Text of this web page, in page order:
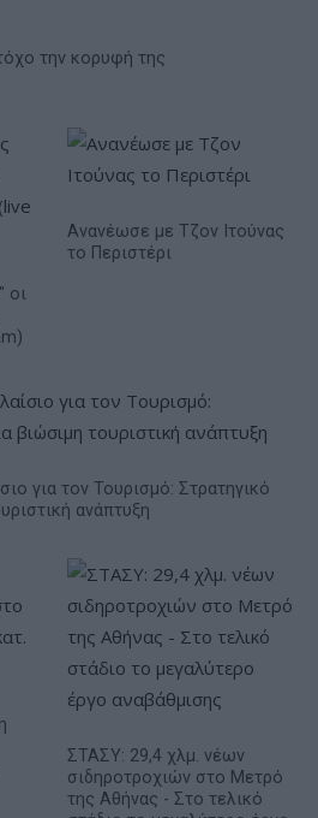
την κορυφή της
οι
Ανανέωσε με Τζον Ιτούνας
το Περιστέρι
για τον Τουρισμό: Στρατηγικό
ανάπτυξη
ΣΤΑΣΥ: 29,4 χλμ. νέων
σιδηροτροχιών στο Μετρό
της Αθήνας - Στο τελικό